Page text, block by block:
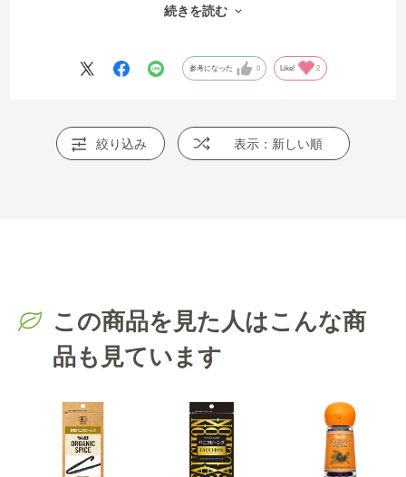
たが味は売っている物と同じくらい美味しく出来ました。
続きを読む
参考になった 0 Like! 2
絞り込み 表示：新しい順
この商品を見た人はこんな商
品も見ています